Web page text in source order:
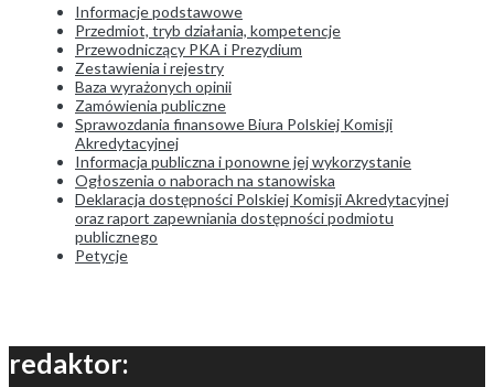
Informacje podstawowe
Przedmiot, tryb działania, kompetencje
Przewodniczący PKA i Prezydium
Zestawienia i rejestry
Baza wyrażonych opinii
Zamówienia publiczne
Sprawozdania finansowe Biura Polskiej Komisji
Akredytacyjnej
Informacja publiczna i ponowne jej wykorzystanie
Ogłoszenia o naborach na stanowiska
Deklaracja dostępności Polskiej Komisji Akredytacyjnej
oraz raport zapewniania dostępności podmiotu
publicznego
Petycje
redaktor: